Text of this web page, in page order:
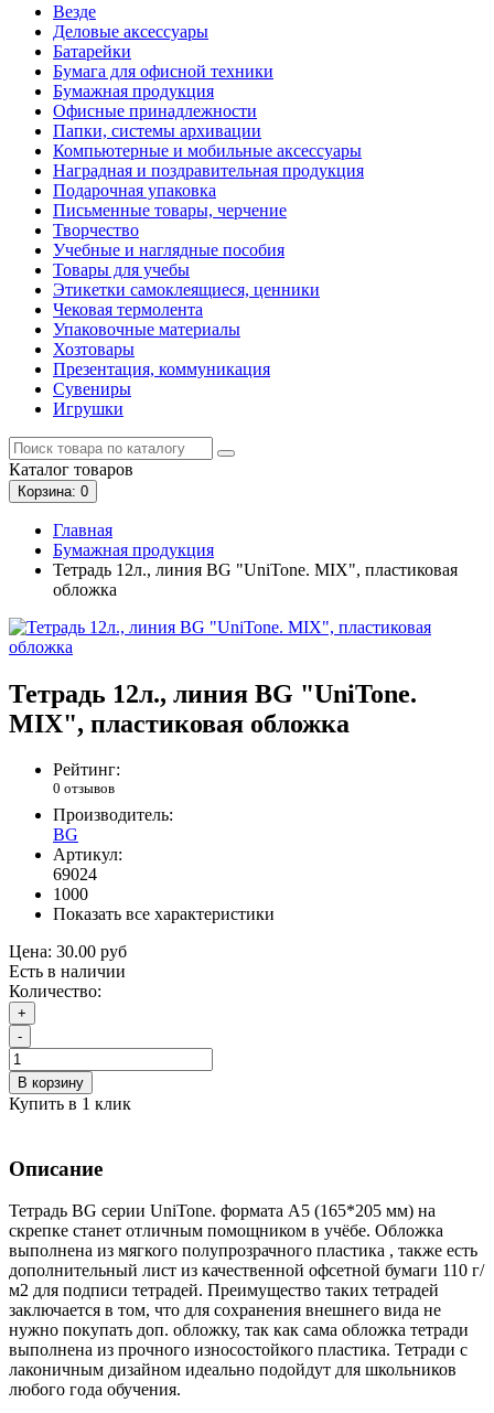
Везде
Деловые аксессуары
Батарейки
Бумага для офисной техники
Бумажная продукция
Офисные принадлежности
Папки, системы архивации
Компьютерные и мобильные аксессуары
Наградная и поздравительная продукция
Подарочная упаковка
Письменные товары, черчение
Творчество
Учебные и наглядные пособия
Товары для учебы
Этикетки самоклеящиеся, ценники
Чековая термолента
Упаковочные материалы
Хозтовары
Презентация, коммуникация
Сувениры
Игрушки
Каталог товаров
Корзина: 0
Главная
Бумажная продукция
Тетрадь 12л., линия BG "UniTone. MIX", пластиковая
обложка
Тетрадь 12л., линия BG "UniTone.
MIX", пластиковая обложка
Рейтинг:
0 отзывов
Производитель:
BG
Артикул:
69024
1000
Показать все характеристики
Цена: 30.00 руб
Есть в наличии
Количество:
+
-
В корзину
Купить в 1 клик
Описание
Тетрадь BG серии UniTone. формата А5 (165*205 мм) на
скрепке станет отличным помощником в учёбе. Обложка
выполнена из мягкого полупрозрачного пластика , также есть
дополнительный лист из качественной офсетной бумаги 110 г/
м2 для подписи тетрадей. Преимущество таких тетрадей
заключается в том, что для сохранения внешнего вида не
нужно покупать доп. обложку, так как сама обложка тетради
выполнена из прочного износостойкого пластика. Тетради с
лаконичным дизайном идеально подойдут для школьников
любого года обучения.